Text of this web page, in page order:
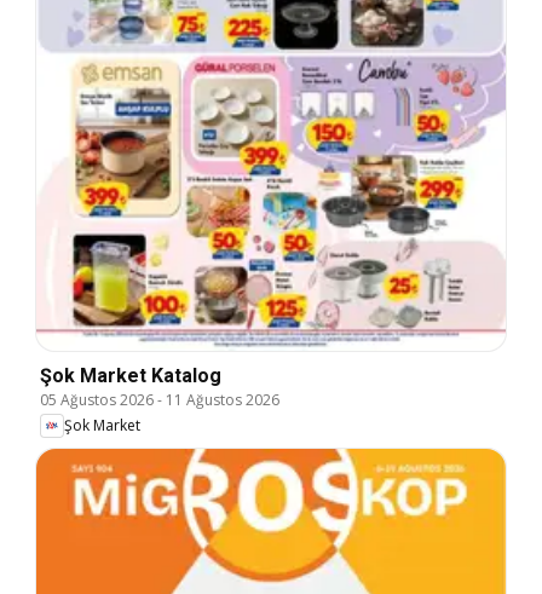
Şok Market Katalog
05 Ağustos 2026- 11 Ağustos 2026
Şok Market